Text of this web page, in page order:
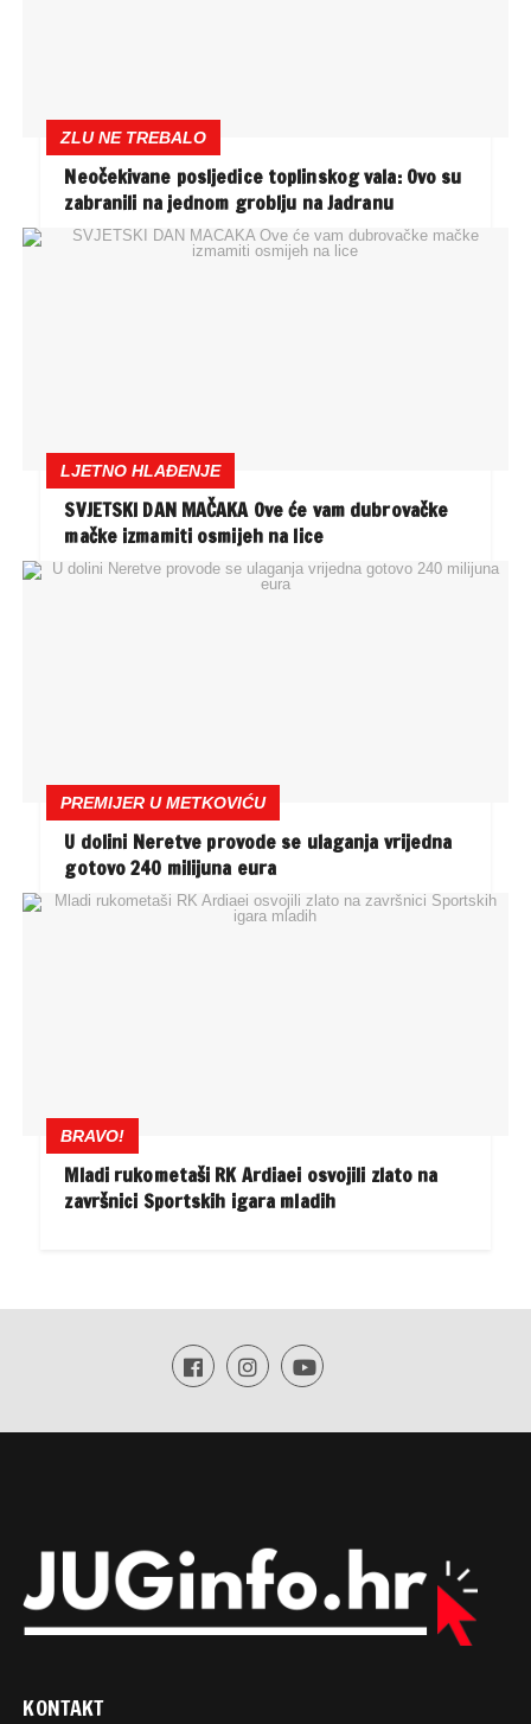
ZLU NE TREBALO
Neočekivane posljedice toplinskog vala: Ovo su
zabranili na jednom groblju na Jadranu
LJETNO HLAĐENJE
SVJETSKI DAN MAČAKA Ove će vam dubrovačke
mačke izmamiti osmijeh na lice
PREMIJER U METKOVIĆU
U dolini Neretve provode se ulaganja vrijedna
gotovo 240 milijuna eura
BRAVO!
Mladi rukometaši RK Ardiaei osvojili zlato na
završnici Sportskih igara mladih
KONTAKT